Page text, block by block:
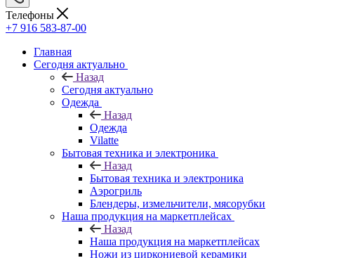
Телефоны
+7 916 583-87-00
Главная
Сегодня актуально
Назад
Сегодня актуально
Одежда
Назад
Одежда
Vilatte
Бытовая техника и электроника
Назад
Бытовая техника и электроника
Аэрогриль
Блендеры, измельчители, мясорубки
Наша продукция на маркетплейсах
Назад
Наша продукция на маркетплейсах
Ножи из циркониевой керамики